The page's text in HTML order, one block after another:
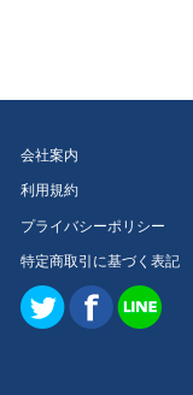
会社案内
利用規約
プライバシーポリシー
特定商取引に基づく表記